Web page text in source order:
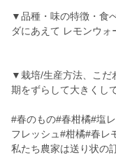
▼品種・味の特徴・食
ダにあえて レモンウ
▼栽培/生産方法、こだ
期をずらして大きくし
#春のもの#春柑橘#塩
フレッシュ#柑橘#春レ
私たち農家は送り状の